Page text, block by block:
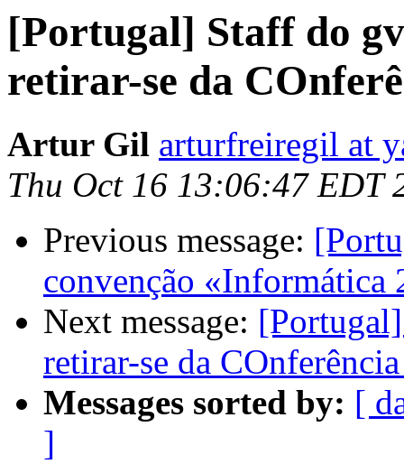
[Portugal] Staff do
retirar-se da
Artur Gil arturfreiregil at
Thu Oct 16 13:06:47 EDT
Previous message:
convenção «Informática
Next message:
retirar-se da
Messages sorted by: [
]